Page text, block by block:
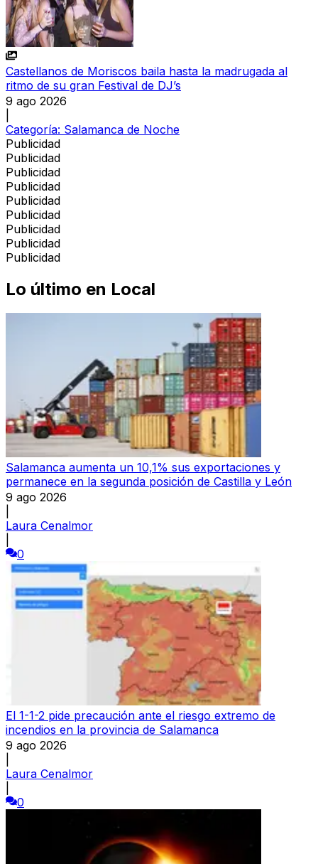
Castellanos de Moriscos baila hasta la madrugada al
ritmo de su gran Festival de DJ’s
9 ago 2026
Categoría: Salamanca de Noche
Publicidad
Publicidad
Publicidad
Publicidad
Publicidad
Publicidad
Publicidad
Publicidad
Publicidad
Lo último en Local
Salamanca aumenta un 10,1% sus exportaciones y
permanece en la segunda posición de Castilla y León
9 ago 2026
Laura Cenalmor
0
El 1-1-2 pide precaución ante el riesgo extremo de
incendios en la provincia de Salamanca
9 ago 2026
Laura Cenalmor
0